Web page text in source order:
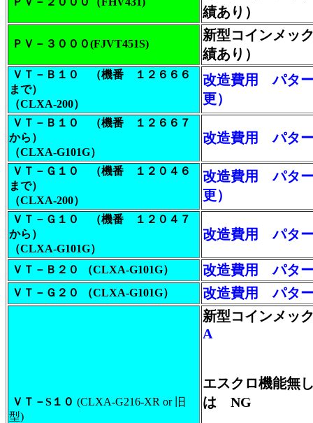
績あり）
ＰＶ－３０００(FJVT451S)
新型コインメッ
績あり）
ＶＴ－Ｂ１０ （機番 １２６６６
まで）
（CLXA-200）
改造費用 パタ
更）
ＶＴ－Ｂ１０ （機番 １２６６７
から）
（CLXA-G101G）
改造費用パタ
ＶＴ－Ｇ１０ （機番 １２０４６
まで）
（CLXA-200）
改造費用 パタ
更）
ＶＴ－Ｇ１０ （機番 １２０４７
から）
（CLXA-G101G）
改造費用パタ
ＶＴ－Ｂ２０ （CLXA-G101G） 改造費用パタ
ＶＴ－Ｇ２０ （CLXA-G101G） 改造費用パタ
ＶＴ－S１０ (CLXA-G216-XR or 旧
型)
新型コインメ
A
エスクロ機能無
は NG